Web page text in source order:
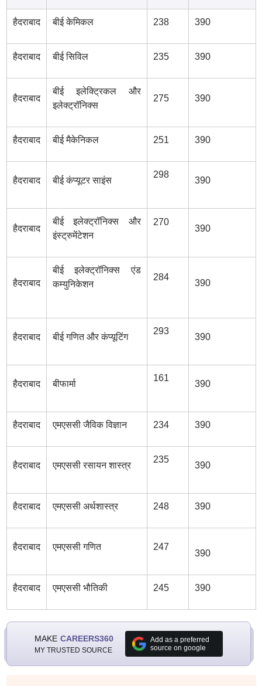
हैदराबाद बीई केमिकल 238 390
हैदराबाद बीई सिविल 235 390
हैदराबाद
बीई इलेक्ट्रिकल और
इलेक्ट्रॉनिक्स
275 390
हैदराबाद बीई मैकेनिकल 251 390
हैदराबाद बीई कंप्यूटर साइंस
298
390
हैदराबाद
बीई इलेक्ट्रॉनिक्स और
इंस्ट्रुमेंटेशन
270
390
हैदराबाद
बीई इलेक्ट्रॉनिक्स एंड
कम्युनिकेशन
284
390
हैदराबाद बीई गणित और कंप्यूटिंग
293
390
हैदराबाद बीफार्मा
161
390
हैदराबाद एमएससी जैविक विज्ञान 234 390
हैदराबाद एमएससी रसायन शास्त्र
235
390
हैदराबाद एमएससी अर्थशास्त्र 248 390
हैदराबाद एमएससी गणित 247
390
हैदराबाद एमएससी भौतिकी 245 390
MAKE CAREERS360
MY TRUSTED SOURCE
Add as a preferred
source on google